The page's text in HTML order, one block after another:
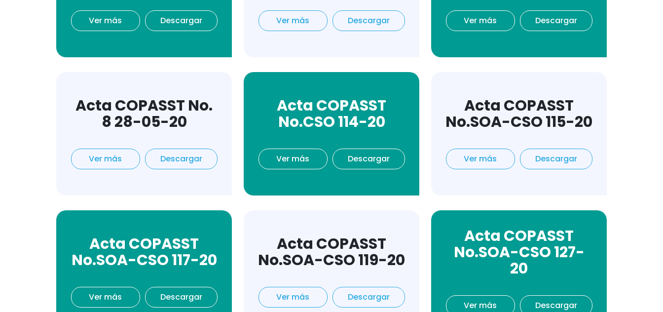
Ver más Descargar Ver más Descargar Ver más Descargar
Acta COPASST No.
8 28-05-20
Ver más Descargar
Acta COPASST
No.CSO 114-20
Ver más Descargar
Acta COPASST
No.SOA-CSO 115-20
Ver más Descargar
Acta COPASST
No.SOA-CSO 117-20
Ver más Descargar
Acta COPASST
No.SOA-CSO 119-20
Ver más Descargar
Acta COPASST
No.SOA-CSO 127-
20
Ver más Descargar